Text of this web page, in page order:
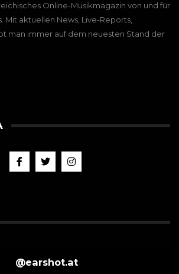
Online-Musikmagazin von und für
Mit aktuellen News, Live-Reports,
man immer auf dem neuesten Stand der
@earshot.at